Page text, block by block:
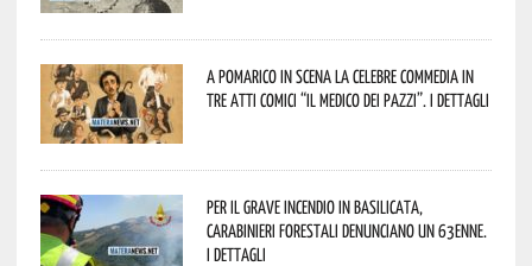
A Pomarico in scena la celebre commedia in
tre atti comici “Il medico dei pazzi”. I dettagli
Per il grave incendio in Basilicata,
Carabinieri forestali denunciano un 63enne.
I dettagli